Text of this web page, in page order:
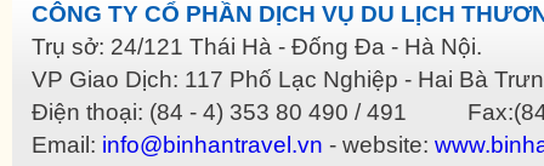
CÔNG TY CỔ PHẦN DỊCH VỤ DU LỊCH
Trụ sở: 24/121 Thái Hà - Đống Đa - Hà Nội.
VP Giao Dịch: 117 Phố Lạc Nghiệp - Hai Bà
Điện thoại: (84 - 4) 353 80 490 / 491 Fax:(84
Email: info@binhantravel.vn - website: